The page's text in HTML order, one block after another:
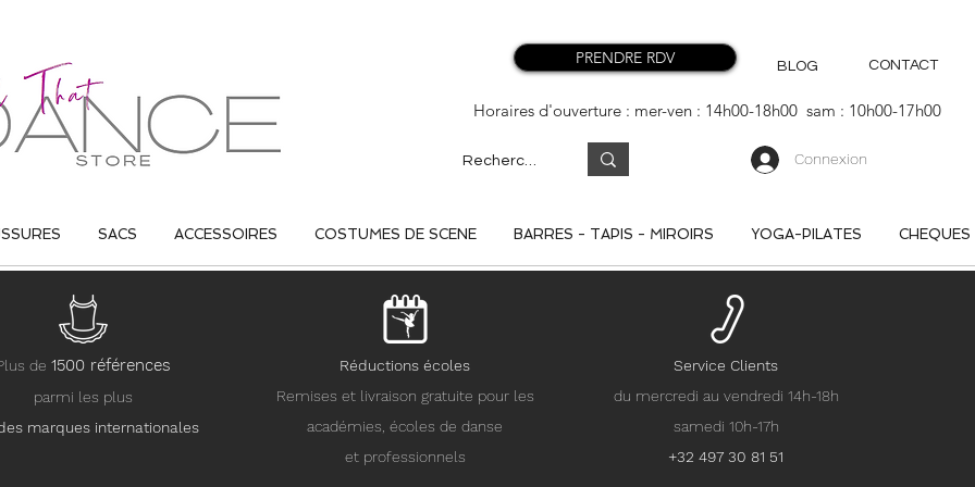
PRENDRE RDV BLOG CONTACT
Horaires d'ouverture : mer-ven : 14h00-18h00 sam : 10h00-17h00
Connexion
SACS ACCESSOIRES COSTUMES DE SCENE BARRES - TAPIS - MIROIRS YOGA-PILATES CHEQUES
de 1500 références
parmi les plus
marques internationales
Réductions écoles
Remises et livraison gratuite pour les
académies, écoles de danse
et professionnels
Service Clients
du mercredi au vendredi 14h-18h
samedi 10h-17h
+32 497 30 81 51